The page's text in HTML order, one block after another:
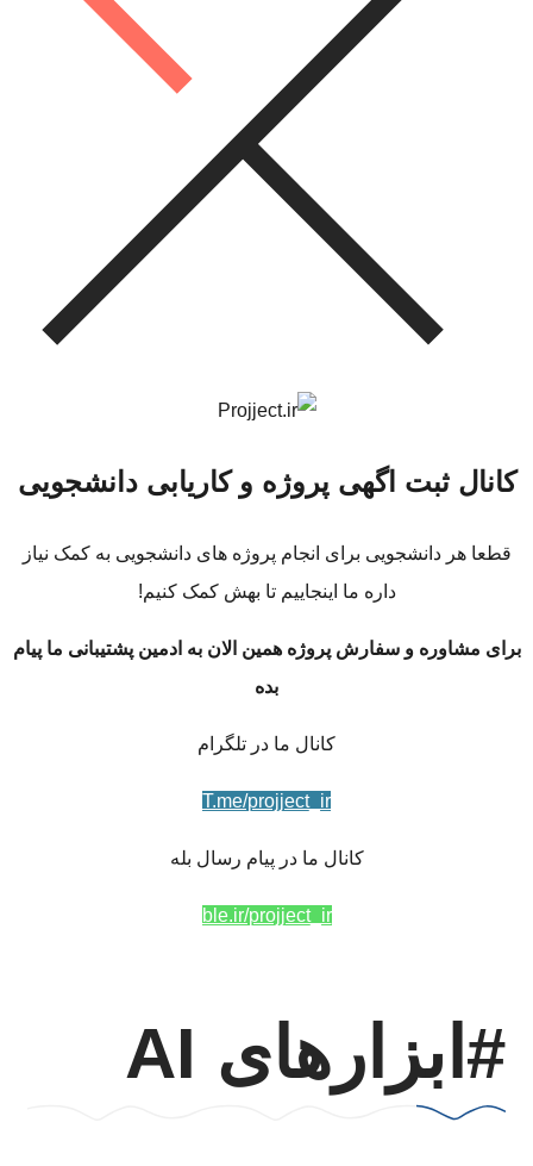
کانال ثبت اگهی پروژه و کاریابی دانشجویی
قطعا هر دانشجویی برای انجام پروژه های دانشجویی به کمک نیاز
داره ما اینجاییم تا بهش کمک کنیم!
برای مشاوره و سفارش پروژه همین الان به ادمین پشتیبانی ما پیام
بده
کانال ما در تلگرام
T.me/projject_ir
کانال ما در پیام رسال بله
ble.ir/projject_ir
#ابزارهای AI